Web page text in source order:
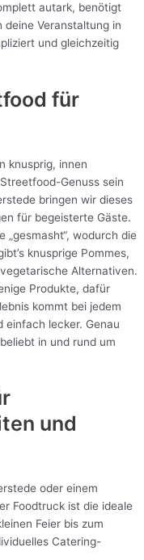
autark, benötigt
deine Veranstaltung in
und gleichzeitig
für
knusprig, innen
Genuss sein
bringen wir dieses
für begeisterte Gäste.
wodurch die
knusprige Pommes,
Alternativen.
Produkte, dafür
kommt bei jedem
einfach lecker. Genau
in und rund um
und
oder einem
Foodtruck ist die ideale
Feier bis zum
Catering-